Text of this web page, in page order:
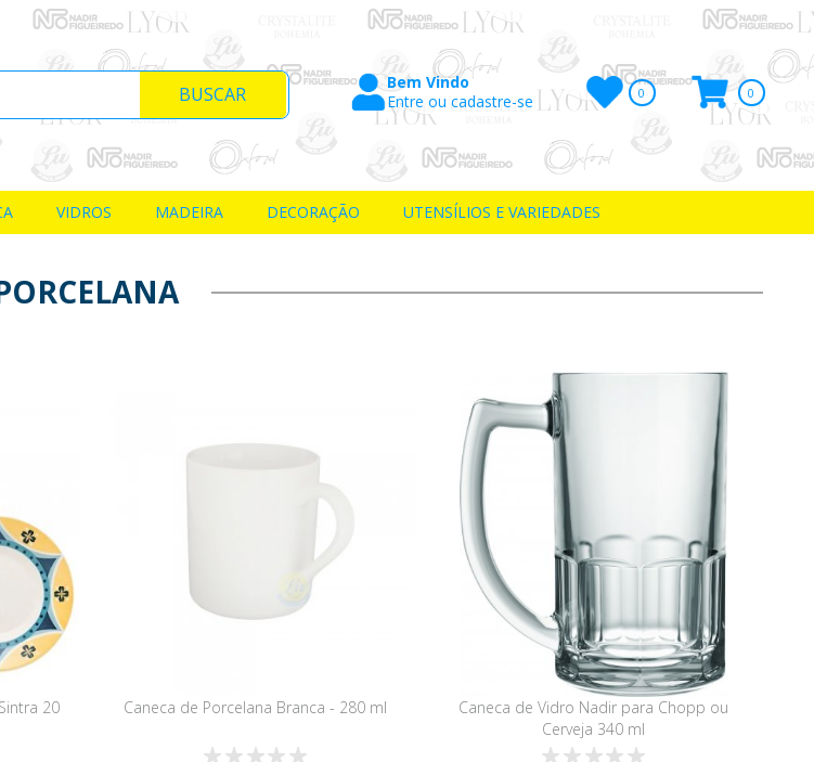
BUSCAR
0
Itens
0
Bem Vindo
Entre ou cadastre-se
VIDROS MADEIRA DECORAÇÃO UTENSÍLIOS E VARIEDADES
20
Caneca de Porcelana Branca - 280 ml
Caneca de Vidro Nadir para Chopp ou
Cerveja 340 ml